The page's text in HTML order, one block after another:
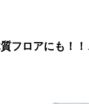
フロアにも！